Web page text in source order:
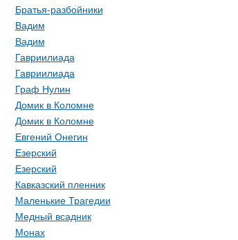
Братья-разбойники
Вадим
Вадим
Гавриилиада
Гавриилиада
Граф Нулин
Домик в Коломне
Домик в Коломне
Евгений Онегин
Езерский
Езерский
Кавказский пленник
Маленькие Трагедии
Медный всадник
Монах